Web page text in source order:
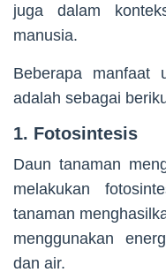
juga dalam
manusia.
Beberapa manfaat
adalah sebagai
1. Fotosintesis
Daun tanaman
melakukan
tanaman
menggunakan
dan air.